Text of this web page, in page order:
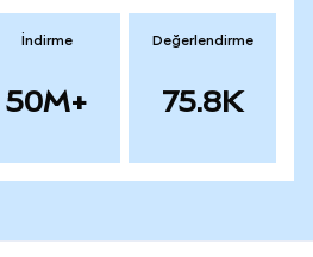
İndirme
50M+
Değerlendirme
75.8K